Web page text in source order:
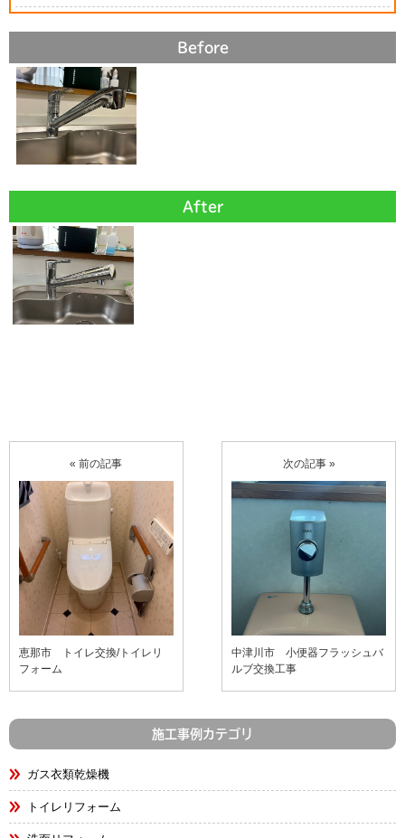
Before
After
« 前の記事
恵那市 トイレ交換/トイレリ
フォーム
次の記事 »
中津川市 小便器フラッシュバ
ルブ交換工事
施工事例カテゴリ
ガス衣類乾燥機
トイレリフォーム